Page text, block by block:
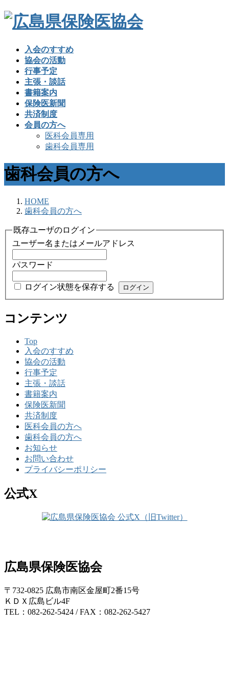
入会のすすめ
協会の活動
行事予定
主張・談話
書籍案内
保険医新聞
共済制度
会員の方へ
医科会員専用
歯科会員専用
歯科会員の方へ
HOME
歯科会員の方へ
既存ユーザのログイン
ユーザー名またはメールアドレス
パスワード
ログイン状態を保存する
コンテンツ
Top
入会のすすめ
協会の活動
行事予定
主張・談話
書籍案内
保険医新聞
共済制度
医科会員の方へ
歯科会員の方へ
お知らせ
お問い合わせ
プライバシーポリシー
公式X
広島県保険医協会
〒732-0825 広島市南区金屋町2番15号
ＫＤＸ広島ビル4F
TEL：082-262-5424 / FAX：082-262-5427